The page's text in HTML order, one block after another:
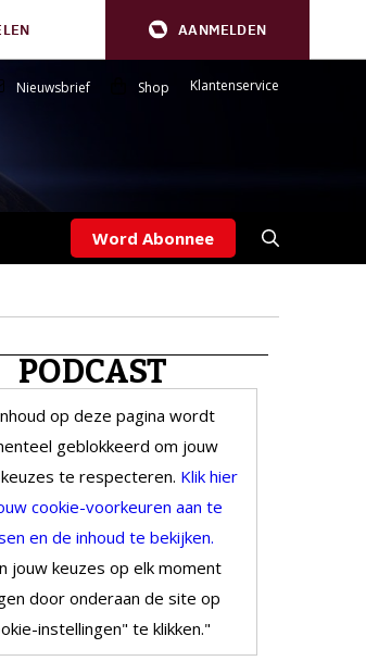
AANMELDEN
Nieuwsbrief Shop Klantenservice
Word Abonnee
PODCAST
op deze pagina wordt
geblokkeerd om jouw
te respecteren. Klik hier
cookie-voorkeuren aan te
en de inhoud te bekijken.
jouw keuzes op elk moment
door onderaan de site op
instellingen" te klikken."